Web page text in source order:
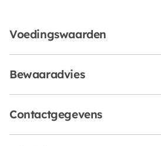
Voedingswaarden
Bewaaradvies
Contactgegevens